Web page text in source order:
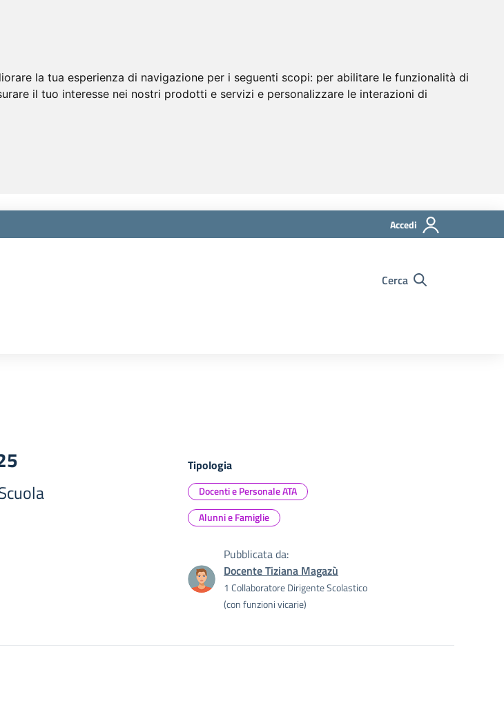
la tua esperienza di navigazione per i seguenti scopi: per abilitare le funzionalità di
il tuo interesse nei nostri prodotti e servizi e personalizzare le interazioni di
Accedi
Cerca
Tipologia
Docenti e Personale ATA
Alunni e Famiglie
Pubblicata da:
Docente Tiziana Magazù
1 Collaboratore Dirigente Scolastico
(con funzioni vicarie)